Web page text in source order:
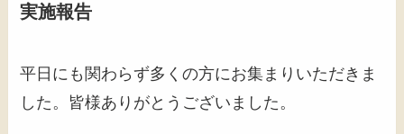
実施報告
平日にも関わらず多くの方にお集まりいただきま
した。皆様ありがとうございました。